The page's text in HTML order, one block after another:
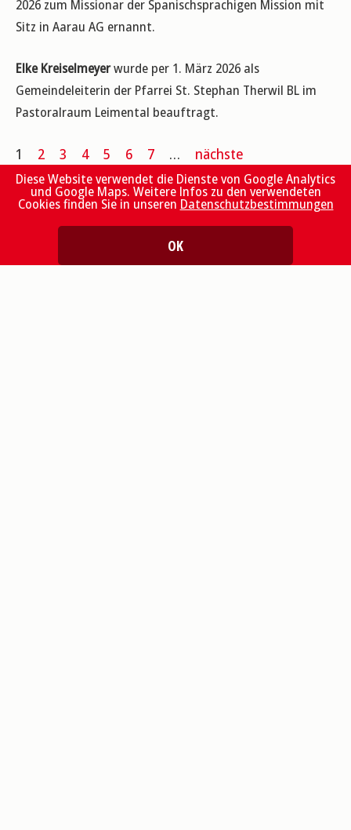
2026 zum Missionar der Spanischsprachigen Mission mit
Sitz in Aarau AG ernannt.
Elke Kreiselmeyerwurde per 1. März 2026 als
Gemeindeleiterin der Pfarrei St. Stephan Therwil BL im
Pastoralraum Leimental beauftragt.
1 2 3 4 5 6 7 … nächste
Diese Website verwendet die Dienste von Google Analytics
und Google Maps. Weitere Infos zu den verwendeten
Cookies finden Sie in unseren Datenschutzbestimmungen
OK